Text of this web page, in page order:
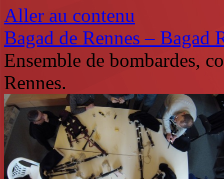
Aller au contenu
Bagad de Rennes – Bagad
Ensemble de bombardes,
Rennes.